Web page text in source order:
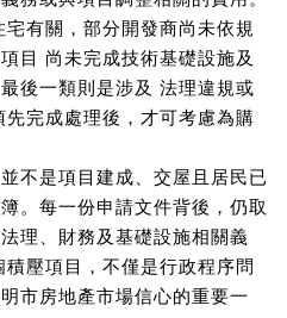
有關，部分開發商尚未依規
目 尚未完成技術基礎設施及
後一類則是涉及 法理違規或
完成處理後，才可考慮為購
不是項目建成、交屋且居民已
。每一份申請文件背後，仍取
理、財務及基礎設施相關義
壓項目，不僅是行政程序問
市房地產市場信心的重要一